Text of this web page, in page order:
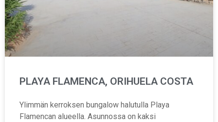
PLAYA FLAMENCA, ORIHUELA COSTA
Ylimmän kerroksen bungalow halutulla Playa
Flamencan alueella. Asunnossa on kaksi